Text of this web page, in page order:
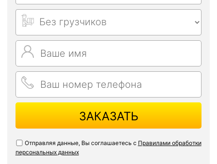
ЗАКАЗАТЬ
Отправляя данные, Вы соглашаетесь с Правилами обработки
персональных данных